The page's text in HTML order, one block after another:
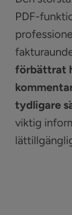
PDF-
förbättrat
tydligare
viktig